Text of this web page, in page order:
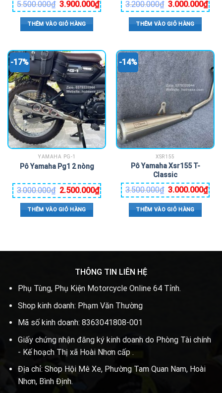
5.500.000₫ 3.900.000₫
THÊM VÀO GIỎ HÀNG
3.200.000₫ 3.000.000₫
THÊM VÀO GIỎ HÀNG
-17%
YAMAHA PG-1
Pô Yamaha Pg1 2 nòng
3.000.000₫ 2.500.000₫
THÊM VÀO GIỎ HÀNG
-14%
XSR155
Pô Yamaha Xsr155 T-
Classic
3.500.000₫ 3.000.000₫
THÊM VÀO GIỎ HÀNG
THÔNG TIN LIÊN HỆ
Phụ Tùng, Phụ Kiện Motorcycle Online 64 Tỉnh.
Shop kinh doanh: Phạm Văn Thường
Mã số kinh doanh: 8363041808-001
Giấy chứng nhận đăng ký kinh doanh do Phòng Tài chính
- Kế hoạch Thị xã Hoài Nhơn cấp .
Địa chỉ: Shop Hội Mê Xe, Phường Tam Quan Nam, Hoài
Nhơn, Bình Định.